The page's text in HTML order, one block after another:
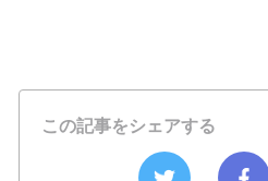
この記事をシェアする